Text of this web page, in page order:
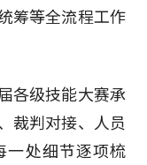
筹等全流程工作
各级技能大赛承
裁判对接、人员
一处细节逐项梳